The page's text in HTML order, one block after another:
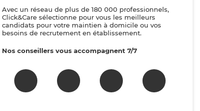
Avec un réseau de plus de 180 000 professionnels,
Click&Care sélectionne pour vous les meilleurs
candidats pour votre maintien à domicile ou vos
besoins de recrutement en établissement.
Nos conseillers vous accompagnent 7/7